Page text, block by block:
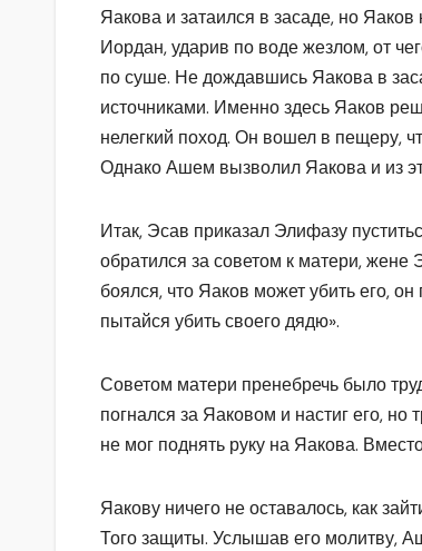
Яакова и затаился в засаде, но
Иордан, ударив по воде жезлом, от
по суше. Не дождавшись Яакова в
источниками. Именно здесь Яаков
нелегкий поход. Он вошел в пещеру,
Однако Ашем вызволил Яакова и из
Итак, Эсав приказал Элифазу
обратился за советом к матери,
боялся, что Яаков может убить его,
пытайся убить своего дядю».
Советом матери пренебречь было
погнался за Яаковом и настиг его,
не мог поднять руку на Яакова.
Яакову ничего не оставалось, как
Того защиты. Услышав его молитву,